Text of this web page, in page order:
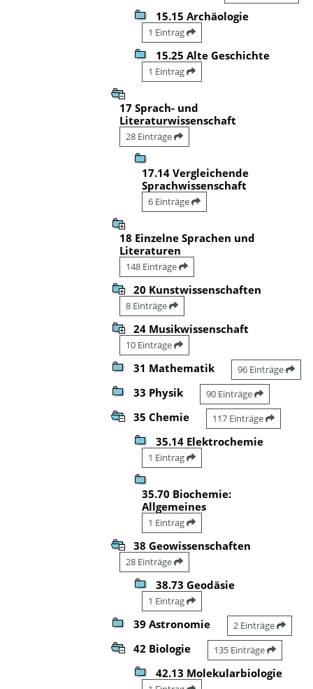
15.15 Archäologie
1 Eintrag
15.25 Alte Geschichte
1 Eintrag
17 Sprach- und
Literaturwissenschaft
28 Einträge
17.14 Vergleichende
Sprachwissenschaft
6 Einträge
18 Einzelne Sprachen und
Literaturen
148 Einträge
20 Kunstwissenschaften
8 Einträge
24 Musikwissenschaft
10 Einträge
31 Mathematik 96 Einträge
33 Physik 90 Einträge
35 Chemie 117 Einträge
35.14 Elektrochemie
1 Eintrag
35.70 Biochemie:
Allgemeines
1 Eintrag
38 Geowissenschaften
28 Einträge
38.73 Geodäsie
1 Eintrag
39 Astronomie 2 Einträge
42 Biologie 135 Einträge
42.13 Molekularbiologie